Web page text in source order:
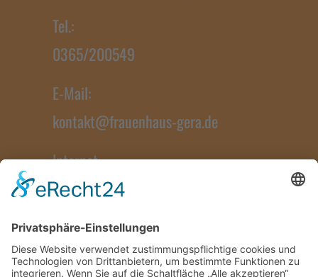
Tel.:
0365/200549
E-Mail:
kontakt@frauenhaus-gera.de
Internet:
www.frauenhaus-gera.de